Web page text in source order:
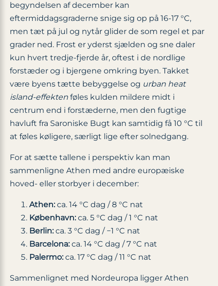
begyndelsen af december kan
eftermiddagsgraderne snige sig op på 16-17 °C,
men tæt på jul og nytår glider de som regel et par
grader ned. Frost er yderst sjælden og sne daler
kun hvert tredje-fjerde år, oftest i de nordlige
forstæder og i bjergene omkring byen. Takket
være byens tætte bebyggelse og urban heat
island-effekten føles kulden mildere midt i
centrum end i forstæderne, men den fugtige
havluft fra Saroniske Bugt kan samtidig få 10 °C til
at føles køligere, særligt lige efter solnedgang.
For at sætte tallene i perspektiv kan man
sammenligne Athen med andre europæiske
hoved- eller storbyer i december:
Athen:ca. 14 °C dag / 8 °C nat
København:ca. 5 °C dag / 1 °C nat
Berlin:ca. 3 °C dag / −1 °C nat
Barcelona:ca. 14 °C dag / 7 °C nat
Palermo:ca. 17 °C dag / 11 °C nat
Sammenlignet med Nordeuropa ligger Athen